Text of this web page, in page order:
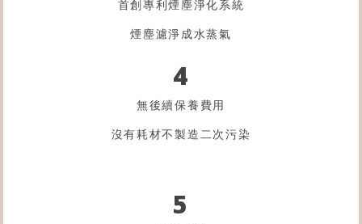
首創專利煙塵淨化系統
煙塵濾淨成水蒸氣
4
無後續保養費用
沒有耗材不製造二次污染
5